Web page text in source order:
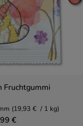
Fruchtgummi
(19,93 € / 1 kg)
€